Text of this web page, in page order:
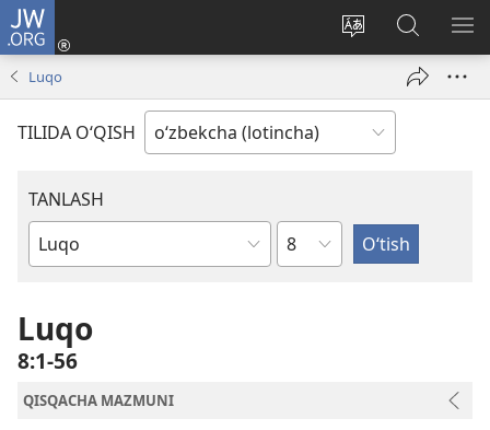
JW.ORG
Saytning
o‘zgartirish
Kirish
(opens
JW.ORG
bo‘yicha
izlash
Luqo
TILIDA O‘QISH
TANLASH
Muqaddas
boblar
boʻyicha
Luqo
8:1-56
QISQACHA MAZMUNI